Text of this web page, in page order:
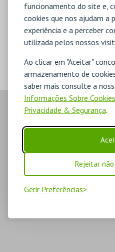
funcionamento do site e,
cookies que nos ajudam a
experiência e a perceber
utilizada pelos nossos
Ao clicar em "Aceitar"
armazenamento de
saber mais consulte a
Informações Sobre Cookies
Privacidade & Segurança.
Rejeitar
Gerir Preferências
MERCHANDISE